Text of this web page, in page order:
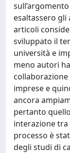
esaltassero gli
articoli
sviluppato il
università e
meno autori
imprese e
ancora
pertanto
interazione tra
processo è
degli studi di